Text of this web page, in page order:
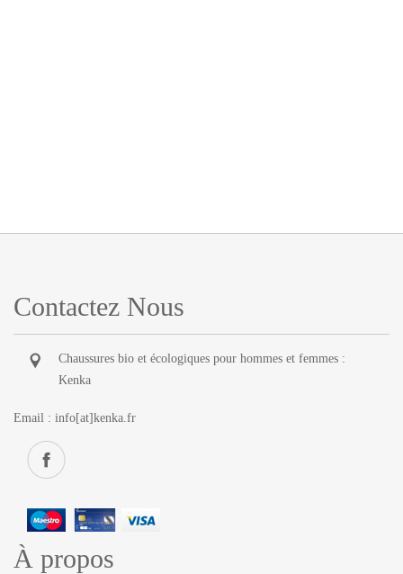
Contactez Nous
Chaussures bio et écologiques pour hommes et femmes :
Kenka
Email : info[at]kenka.fr
À propos